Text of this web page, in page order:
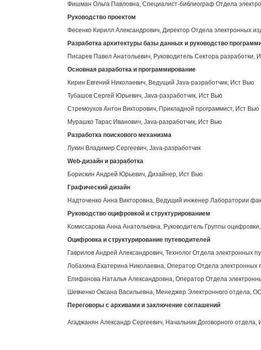
Фишман Ольга Павловна, Специалист-библиограф Отдела
Руководство проектом
Фесенко Кирилл Александрович, Директор Отдела электронных
Разработка архитектуры базы данных и руководство
Писарев Павел Анатольевич, Руководитель Сектора разработки,
Основная разработка и программирование
Кирин Евгений Николаевич, Ведущий Java-разработчик, Ист Вью
Тубашов Сергей Юрьевич, Java-разработчик, Ист Вью
Стремоухов Антон Викторович, Прикладной программист, Ист Вью
Мурашко Тарас Иванович, Java-разработчик, Ист Вью
Разработка поискового механизма
Лукин Владимир Сергеевич, Java-разработчик
Web-дизайн и разработка
Борискин Андрей Юрьевич, Дизайнер, Ист Вью
Графический дизайн
Надточенко Анна Викторовна, Ведущий инженер Лаборатории
Руководство оцифровкой и структурированием
Комиссарова Анна Анатольевна, Руководитель Группы
Оцифровка и структурирование путеводителей
Гаврилов Андрей Александрович, Технолог Отдела электронных
Лобахина Екатерина Николаевна, Оператор Отдела электронных
Епифанова Наталья Александровна, Оператор Отдела
Шевченко Оксана Васильевна, Менеджер Электронного отдела,
Переговоры с архивами и заключение соглашений
Агаджанян Александр Сергеевич, Начальник Договорного отдела,